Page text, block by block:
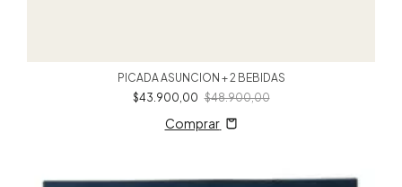
PICADA ASUNCION + 2 BEBIDAS
$43.900,00 $48.900,00
Comprar